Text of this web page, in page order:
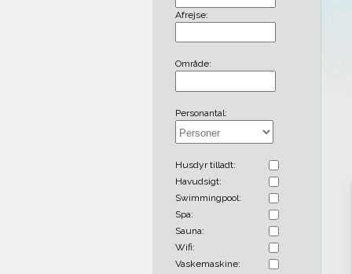
Afrejse:
Område:
Personantal:
Husdyr tilladt:
Havudsigt:
Swimmingpool:
Spa:
Sauna:
Wifi:
Vaskemaskine: